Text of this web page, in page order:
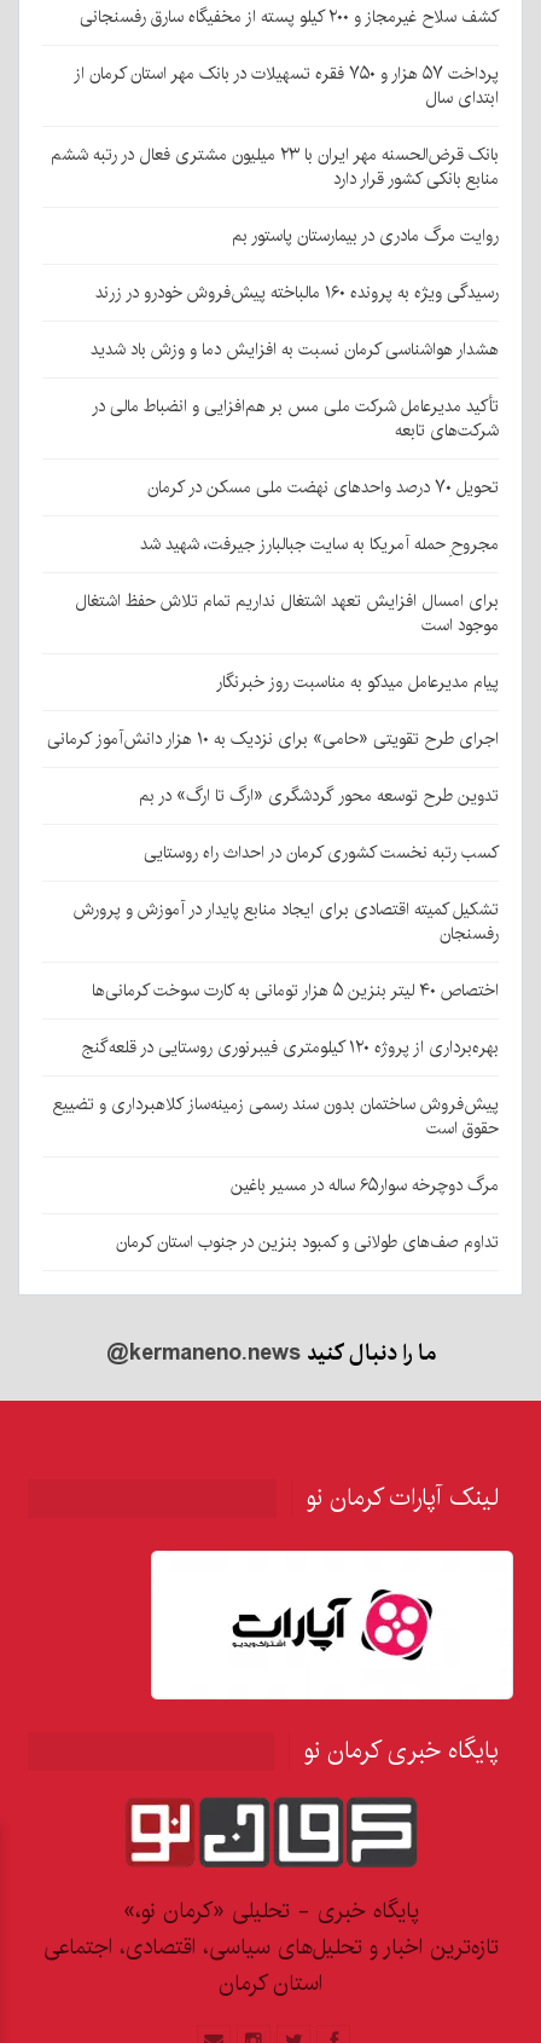
کشف سلاح غیرمجاز و ۲۰۰ کیلو پسته از مخفیگاه سارق رفسنجانی
پرداخت ۵۷ هزار و ۷۵۰ فقره تسهیلات در بانک مهر استان کرمان از
ابتدای سال
بانک قرض‌الحسنه مهر ایران با ۲۳ میلیون مشتری فعال در رتبه ششم
منابع بانکی کشور قرار دارد
روایت مرگ مادری در بیمارستان پاستور بم
رسیدگی ویژه به پرونده ۱۶۰ مالباخته پیش‌فروش خودرو در زرند
هشدار هواشناسی کرمان نسبت به افزایش دما و وزش باد شدید
تأکید مدیرعامل شرکت ملی مس بر هم‌افزایی و انضباط مالی در
شرکت‌های تابعه
تحویل ۷۰ درصد واحدهای نهضت ملی مسکن در کرمان
مجروحِ حمله آمریکا به سایت جبالبارز جیرفت، شهید شد
برای امسال افزایش تعهد اشتغال نداریم تمام تلاش حفظ اشتغال
موجود است
پیام مدیرعامل میدکو به مناسبت روز خبرنگار
اجرای طرح تقویتی «حامی» برای نزدیک به ۱۰ هزار دانش‌آموز کرمانی
تدوین طرح توسعه محور گردشگری «ارگ تا ارگ» در بم
کسب رتبه نخست کشوری کرمان در احداث راه روستایی
تشکیل کمیته اقتصادی برای ایجاد منابع پایدار در آموزش و پرورش
رفسنجان
اختصاص ۴۰ لیتر بنزین ۵ هزار تومانی به کارت سوخت کرمانی‌ها
بهره‌برداری از پروژه ۱۲۰ کیلومتری فیبرنوری روستایی در قلعه‌گنج
پیش‌فروش ساختمان بدون سند رسمی زمینه‌ساز کلاهبرداری و تضییع
حقوق است
مرگ دوچرخه سوار۶۵ ساله در مسیر باغین
تداوم صف‌های طولانی و کمبود بنزین در جنوب استان کرمان
ما را دنبال کنید@kermaneno.news
لینک آپارات کرمان نو
پایگاه خبری کرمان نو
پایگاه خبری - تحلیلی «کرمان نو،»
تازه‌ترین اخبار و تحلیل‌های سیاسی، اقتصادی، اجتماعی
استان کرمان